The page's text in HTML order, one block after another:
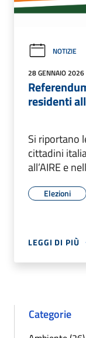
NOTIZIE
28 GENNAIO 2026
residenti
Si riportano
cittadini
all’AIRE e
Elezioni
LEGGI DI PIÙ
Categorie